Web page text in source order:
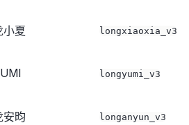
小夏 longxiaoxia_v3
longyumi_v3
安昀 longanyun_v3